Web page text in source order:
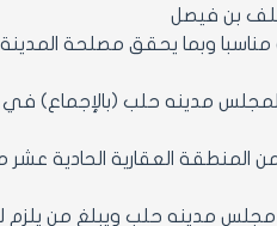
خلف بن فيصل
مناسبا وبما يحقق مصلحة
حلب (بالإجماع) في جلسته رقم 16
1- الموافقة على بيع القطعة 214 من